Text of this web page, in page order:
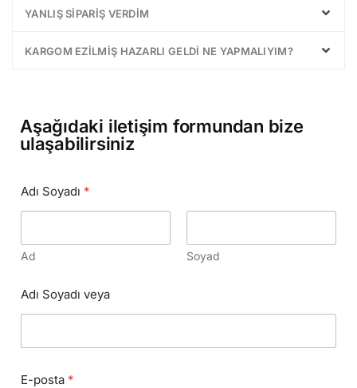
YANLIŞ SIPARIŞ VERDIM
KARGOM EZILMIŞ HAZARLI GELDI NE YAPMALIYIM?
Aşağıdaki iletişim formundan bize
ulaşabilirsiniz
Adı Soyadı *
Ad Soyad
Adı Soyadı veya
E-posta *